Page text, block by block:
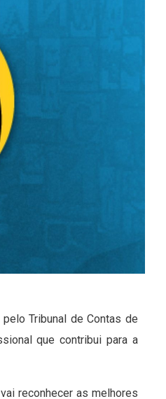
Tribunal de Contas de
que contribui para a
reconhecer as melhores